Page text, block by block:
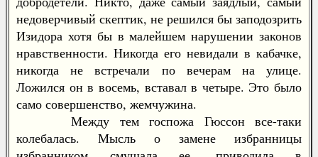
недоверчивый скептик, не решился бы заподозрить
Изидора хотя бы в малейшем нарушении законов
нравственности. Никогда его невидали в кабачке,
никогда не встречали по вечерам на улице.
Ложился он в восемь, вставал в четыре. Это было
само совершенство, жемчужина.
Между тем госпожа Гюссон все-таки
колебалась. Мысль о замене избранницы